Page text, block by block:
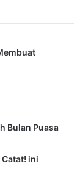
Bulan Puasa
ini